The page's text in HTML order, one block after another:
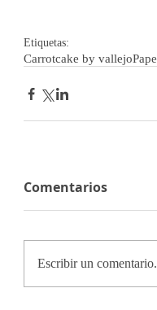
Etiquetas:
Carrotcake by vallejo
Comentarios
Escribir un